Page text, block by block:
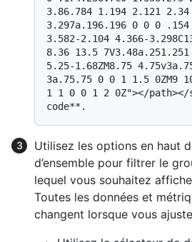
3.86.784 1.194 2.121 2.34
3.297a.196.196 0 0 0
3.582-2.104 4.366-
8.36 13.5
5.25-1.68ZM8.75
3a.75.75 0 0 1 1.5 0ZM9
1 1 0 0 1 2 0Z"></path></
Utilisez les options en haut
d’ensemble pour filtrer le
lequel vous souhaitez
Toutes les données et
changent lorsque vous